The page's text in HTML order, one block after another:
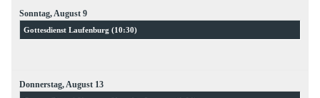
Sonntag,August 9
Gottesdienst Laufenburg (10:30)
Donnerstag,August 13